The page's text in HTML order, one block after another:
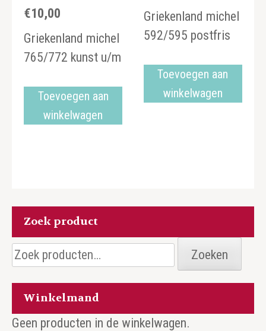
€10,00
Griekenland michel
765/772 kunst u/m
Toevoegen aan
winkelwagen
Griekenland michel
592/595 postfris
Toevoegen aan
winkelwagen
Zoek product
Zoeken
naar:
Zoeken
Winkelmand
Geen producten in de winkelwagen.